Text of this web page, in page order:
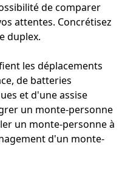
de comparer
attentes. Concrétisez
duplex.
les déplacements
de batteries
et d'une assise
un monte-personne
un monte-personne à
d'un monte-